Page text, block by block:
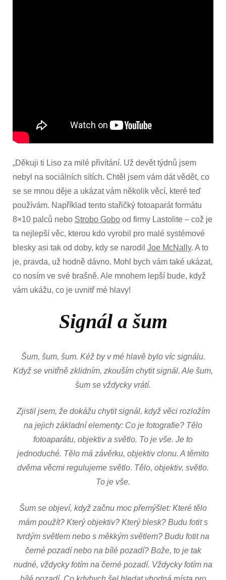
„Děkuji ti Liso za milé přivítání. Už devět týdnů jsem
nebyl na sociálních sítích. Chtěl jsem vám dát vědět, co
se se mnou děje a ukázat vám několik věcí, které teď
používám. Například tento stařičký fotoaparát formátu
8×10 palců nebo Strobo Gobo od firmy Lastolite – což je
ta nejlepší věc, kterou kdo vyrobil pro malé systémové
blesky asi tak od doby, kdy se narodil Joe McNally. A to
je, pravda, už hodně dávno. Mohl bych vám také ukázat,
co nosím ve své brašně. Ale mnohem lepší bude, když
vám ukážu, co je uvnitř mé hlavy!
Signál a šum
Šum, šum, šum. Kéž by v mé hlavě bylo víc signálu.
Když se vnitřně zklidním, zkouším chytit signál. Ale šum,
šum se vždycky vrátí.
Zjistil jsem, že dokážu chytit signál, když věci rozložím
na jejich základní elementy: Co je fotografie? Tělo
fotoaparátu, objektiv a světlo. To je vše. Je to
jednoduché. Tělo má závěrku, objektiv clonu. A těmito
dvěma věcmi regulujeme světlo. Tělo, objektiv, světlo.
To je vše.
Šum se objeví, když začnu moc přemýšlet: Které tělo
mám použít? Který objektiv? Který blesk? Budu fotit s
tvrdým světlem nebo s měkkým světlem? Budu fotit na
černé pozadí nebo na bílé pozadí? Bože, to je tak
nudné, vždycky fotím na černé pozadí. Vždycky fotím na